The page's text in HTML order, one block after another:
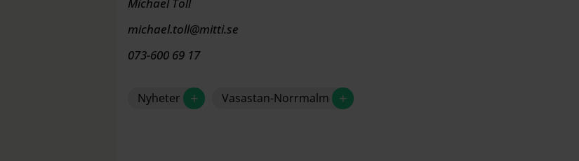
michael.toll@mitti.se
073-600 69 17
Nyheter + Vasastan-Norrmalm +